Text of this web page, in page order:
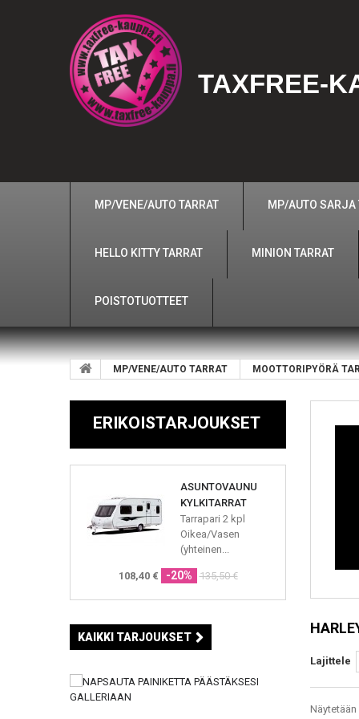
TAXFREE-
MP/VENE/AUTO TARRAT MP/AUTO SARJA
HELLO KITTY TARRAT MINION TARRAT
POISTOTUOTTEET
MP/VENE/AUTO TARRAT MOOTTORIPYÖRÄ
ERIKOISTARJOUKSET
ASUNTOVAUNU
KYLKITARRAT
Tarrapari 2 kpl
Oikea/Vasen
(yhteinen...
108,40 € -20% 135,50 €
KAIKKI TARJOUKSET
Lajittele